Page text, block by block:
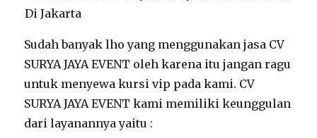
Sudah banyak lho yang menggunakan jasa CV
SURYA JAYA EVENT oleh karena itu jangan ragu
untuk menyewa kursi vip pada kami. CV
SURYA JAYA EVENT kami memiliki keunggulan
dari layanannya yaitu :